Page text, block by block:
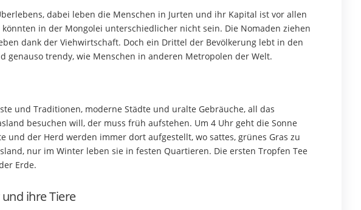
dabei leben die Menschen in Jurten und ihr Kapital ist vor allen
in der Mongolei unterschiedlicher nicht sein. Die Nomaden ziehen
dank der Viehwirtschaft. Doch ein Drittel der Bevölkerung lebt in den
genauso trendy, wie Menschen in anderen Metropolen der Welt.
und Traditionen, moderne Städte und uralte Gebräuche, all das
besuchen will, der muss früh aufstehen. Um 4 Uhr geht die Sonne
und der Herd werden immer dort aufgestellt, wo sattes, grünes Gras zu
nur im Winter leben sie in festen Quartieren. Die ersten Tropfen Tee
Erde.
ihre Tiere